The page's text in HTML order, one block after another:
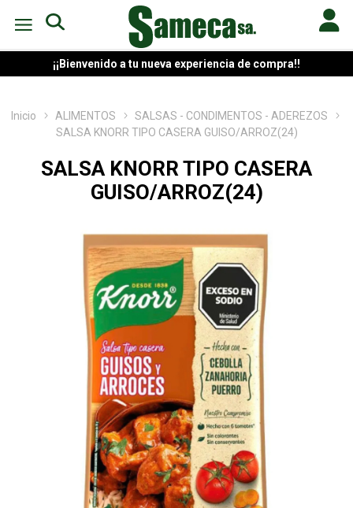
¡¡Bienvenido a tu nueva experiencia de compra!!
Inicio ALIMENTOS
SALSAS - CONDIMENTOS - ADEREZOS
SALSA KNORR TIPO CASERA GUISO/ARROZ(24)
SALSA KNORR TIPO CASERA
GUISO/ARROZ(24)